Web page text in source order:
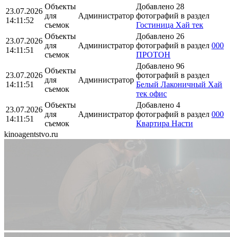
23.07.2026
14:11:52
Объекты
для
съемок
Администратор
Добавлено 28
фотографий в раздел
Гостиница Хай тек
23.07.2026
14:11:51
Объекты
для
съемок
Администратор
Добавлено 26
фотографий в раздел 000
ПРОТОН
23.07.2026
14:11:51
Объекты
для
съемок
Администратор
Добавлено 96
фотографий в раздел
Белый Лаконичный Хай
тек офис
23.07.2026
14:11:51
Объекты
для
съемок
Администратор
Добавлено 4
фотографий в раздел 000
Квартира Насти
kinoagentstvo.ru